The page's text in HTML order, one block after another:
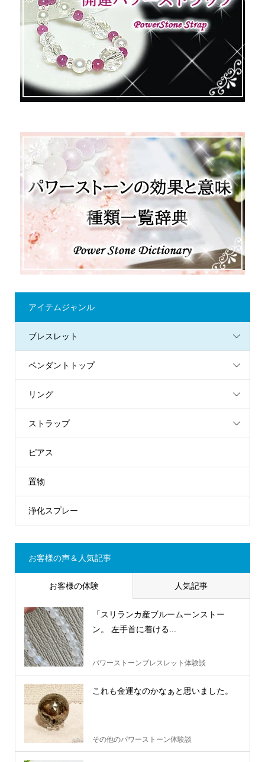
アイテムジャンル
ブレスレット
ペンダントトップ
リング
ストラップ
ピアス
置物
浄化スプレー
お客様の声＆人気記事
お客様の体験 人気記事
「スリランカ産ブルームーンストー
ン。 左手首に着ける...
パワーストーンブレスレット体験談
これも金運なのかなぁと思いました。
その他のパワーストーン体験談